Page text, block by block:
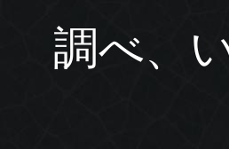
調べ、